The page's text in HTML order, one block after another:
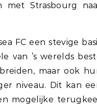
met Strasbourg
FC een stevige
van ’s werelds
maar ook
niveau. Dit kan
mogelijke